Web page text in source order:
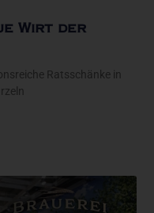
Wirt der
Ratsschänke in